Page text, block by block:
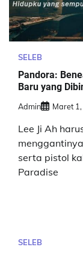
SELEB
Pandora:
Baru yang
Admin Maret
Lee Ji Ah
serta pistol
Paradise
SELEB